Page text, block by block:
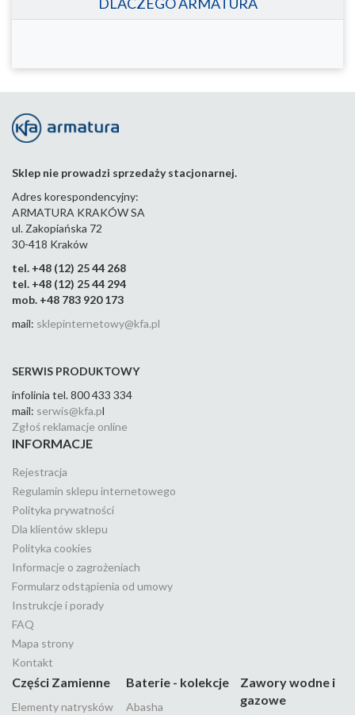
Sklep nie prowadzi sprzedaży stacjonarnej.
Adres korespondencyjny:
ARMATURA KRAKÓW SA
ul. Zakopiańska 72
30-418 Kraków
tel. +48 (12) 25 44 268
tel. +48 (12) 25 44 294
mob. +48 783 920 173
mail: sklepinternetowy@kfa.pl
SERWIS PRODUKTOWY
infolinia tel. 800 433 334
mail: serwis@kfa.pl
Zgłoś reklamacje online
INFORMACJE
Rejestracja
Regulamin sklepu internetowego
Polityka prywatności
Dla klientów sklepu
Polityka cookies
Informacje o zagrożeniach
Formularz odstąpienia od umowy
Instrukcje i porady
FAQ
Mapa strony
Kontakt
Części Zamienne
Elementy natrysków
Baterie - kolekcje
Abasha
Zawory wodne i
gazowe